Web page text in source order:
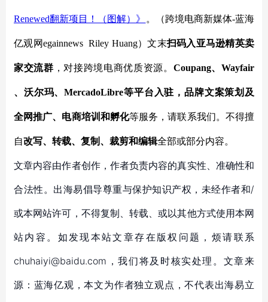
Renewed翻新项目！（图解）》 。 （跨境电商新媒体-蓝海
亿观网egainnews Riley Huang）文末扫码入亚马逊精英卖
家交流群 ，对接跨境电商优质资源。 Coupang、Wayfair
、沃尔玛、MercadoLibre等平台入驻，品牌文案策划及
全网推广、电商培训和孵化等服务，请联系我们。不得擅
自改写、转载、复制、裁剪和编辑全部或部分内容。
文章内容由作者创作，作者负责内容的真实性、准确性和
合法性。出海易倡导尊重与保护知识产权，未经作者和/
或本网站许可，不得复制、转载、或以其他方式使用本网
站内容。如发现本站文章存在版权问题，烦请联系
chuhaiyi@baidu.com，我们将及时核实处理。文章来
源：蓝海亿观，本文为作者独立观点，不代表出海易立